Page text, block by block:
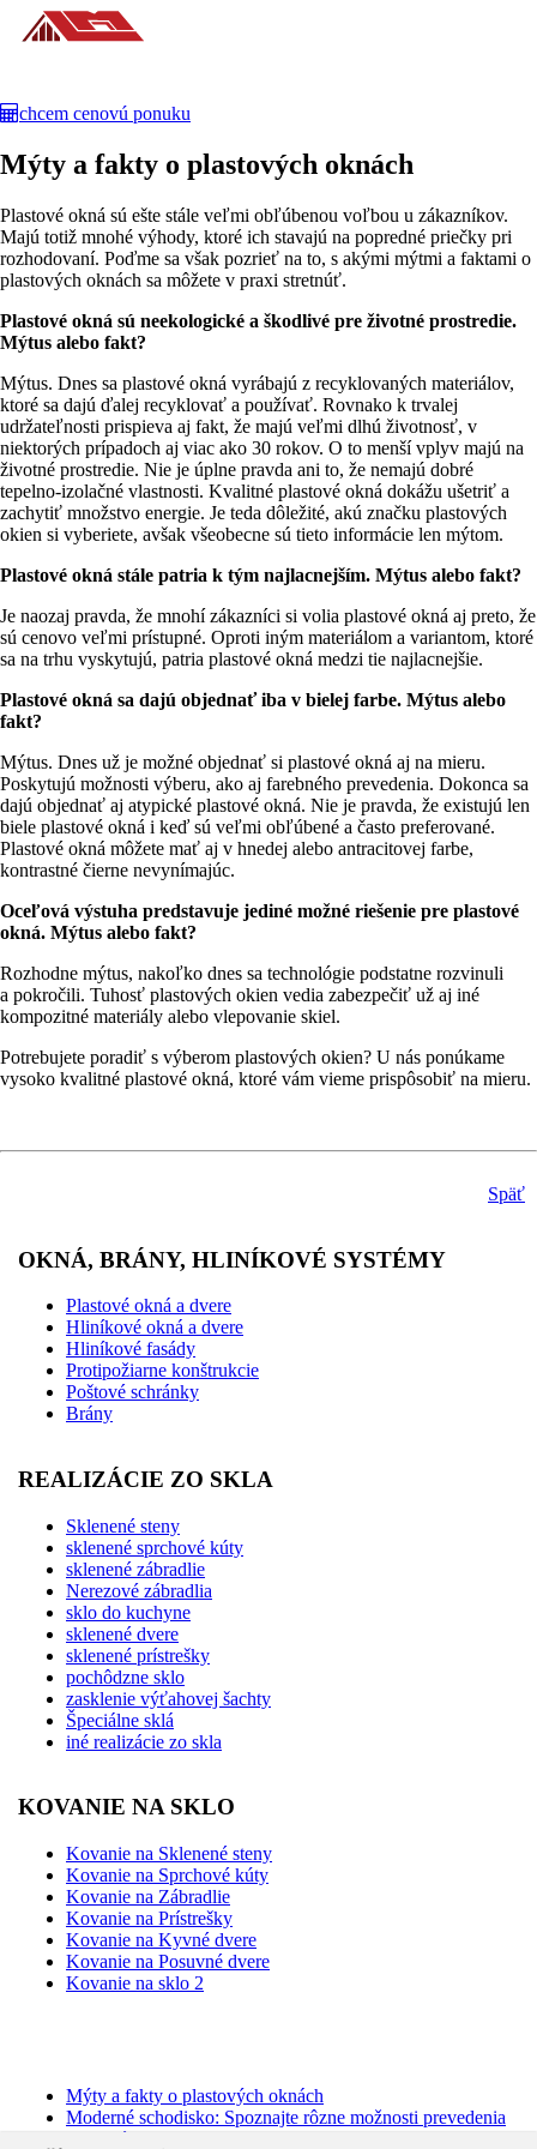
chcem cenovú ponuku
Mýty a fakty o plastových oknách
Plastové okná sú ešte stále veľmi obľúbenou voľbou u zákazníkov.
Majú totiž mnohé výhody, ktoré ich stavajú na popredné priečky pri
rozhodovaní. Poďme sa však pozrieť na to, s akými mýtmi a faktami o
plastových oknách sa môžete v praxi stretnúť.
Plastové okná sú neekologické a škodlivé pre životné prostredie.
Mýtus alebo fakt?
Mýtus. Dnes sa plastové okná vyrábajú z recyklovaných materiálov,
ktoré sa dajú ďalej recyklovať a používať. Rovnako k trvalej
udržateľnosti prispieva aj fakt, že majú veľmi dlhú životnosť, v
niektorých prípadoch aj viac ako 30 rokov. O to menší vplyv majú na
životné prostredie. Nie je úplne pravda ani to, že nemajú dobré
tepelno-izolačné vlastnosti. Kvalitné plastové okná dokážu ušetriť a
zachytiť množstvo energie. Je teda dôležité, akú značku plastových
okien si vyberiete, avšak všeobecne sú tieto informácie len mýtom.
Plastové okná stále patria k tým najlacnejším. Mýtus alebo fakt?
Je naozaj pravda, že mnohí zákazníci si volia plastové okná aj preto, že
sú cenovo veľmi prístupné. Oproti iným materiálom a variantom, ktoré
sa na trhu vyskytujú, patria plastové okná medzi tie najlacnejšie.
Plastové okná sa dajú objednať iba v bielej farbe. Mýtus alebo
fakt?
Mýtus. Dnes už je možné objednať si plastové okná aj na mieru.
Poskytujú možnosti výberu, ako aj farebného prevedenia. Dokonca sa
dajú objednať aj atypické plastové okná. Nie je pravda, že existujú len
biele plastové okná i keď sú veľmi obľúbené a často preferované.
Plastové okná môžete mať aj v hnedej alebo antracitovej farbe,
kontrastné čierne nevynímajúc.
Oceľová výstuha predstavuje jediné možné riešenie pre plastové
okná. Mýtus alebo fakt?
Rozhodne mýtus, nakoľko dnes sa technológie podstatne rozvinuli
a pokročili. Tuhosť plastových okien vedia zabezpečiť už aj iné
kompozitné materiály alebo vlepovanie skiel.
Potrebujete poradiť s výberom plastových okien? U nás ponúkame
vysoko kvalitné plastové okná, ktoré vám vieme prispôsobiť na mieru.
Späť
OKNÁ, BRÁNY, HLINÍKOVÉ SYSTÉMY
Plastové okná a dvere
Hliníkové okná a dvere
Hliníkové fasády
Protipožiarne konštrukcie
Poštové schránky
Brány
REALIZÁCIE ZO SKLA
Sklenené steny
sklenené sprchové kúty
sklenené zábradlie
Nerezové zábradlia
sklo do kuchyne
sklenené dvere
sklenené prístrešky
pochôdzne sklo
zasklenie výťahovej šachty
Špeciálne sklá
iné realizácie zo skla
KOVANIE NA SKLO
Kovanie na Sklenené steny
Kovanie na Sprchové kúty
Kovanie na Zábradlie
Kovanie na Prístrešky
Kovanie na Kyvné dvere
Kovanie na Posuvné dvere
Kovanie na sklo 2
Mýty a fakty o plastových oknách
Moderné schodisko: Spoznajte rôzne možnosti prevedenia
v interiéri